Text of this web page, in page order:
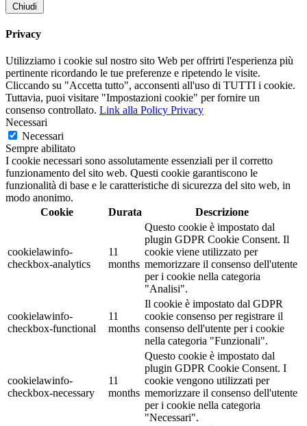
Chiudi
Privacy
Utilizziamo i cookie sul nostro sito Web per offrirti l'esperienza più
pertinente ricordando le tue preferenze e ripetendo le visite.
Cliccando su "Accetta tutto", acconsenti all'uso di TUTTI i cookie.
Tuttavia, puoi visitare "Impostazioni cookie" per fornire un
consenso controllato. Link alla Policy Privacy
Necessari
Necessari
Sempre abilitato
I cookie necessari sono assolutamente essenziali per il corretto
funzionamento del sito web. Questi cookie garantiscono le
funzionalità di base e le caratteristiche di sicurezza del sito web, in
modo anonimo.
Cookie
Durata Descrizione
cookielawinfo-
checkbox-analytics
11
months
Questo cookie è impostato dal
plugin GDPR Cookie Consent. Il
cookie viene utilizzato per
memorizzare il consenso dell'utente
per i cookie nella categoria
"Analisi".
cookielawinfo-
checkbox-functional
11
months
Il cookie è impostato dal GDPR
cookie consenso per registrare il
consenso dell'utente per i cookie
nella categoria "Funzionali".
cookielawinfo-
checkbox-necessary
11
months
Questo cookie è impostato dal
plugin GDPR Cookie Consent. I
cookie vengono utilizzati per
memorizzare il consenso dell'utente
per i cookie nella categoria
"Necessari".